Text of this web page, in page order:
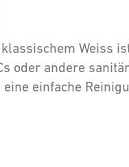
Weiss
oder andere
einfache